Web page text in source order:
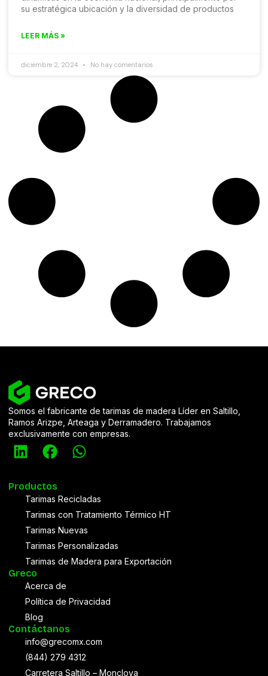
su estratégica ubicación y la diversidad de productos
LEER MÁS »
diciembre 2, 2024 No hay comentarios
Somos el fabricante de tarimas de madera Líder en Saltillo,
Ramos Arizpe, Arteaga y Derramadero. Trabajamos
exclusivamente con empresas.
Productos
Tarimas Recicladas
Tarimas con Tratamiento Térmico HT
Tarimas Nuevas
Tarimas Personalizadas
Tarimas de Madera para Exportación
Greco
Acerca de
Política de Privacidad
Blog
Contáctanos
info@grecomx.com
(844) 279 4312
Carretera Saltillo – Monclova